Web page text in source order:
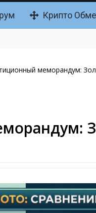
Крипто
меморандум: